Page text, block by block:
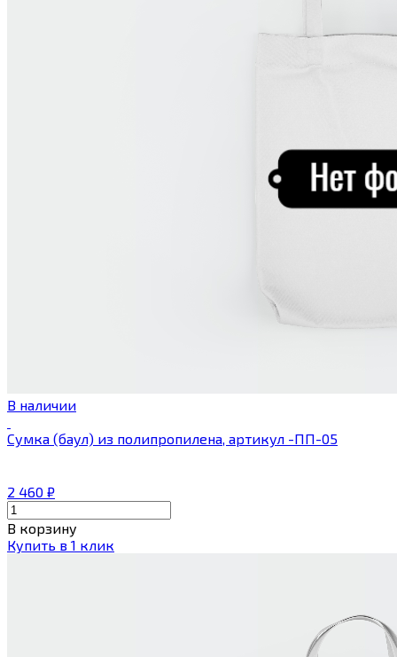
В наличии
Сумка (баул) из полипропилена, артикул -ПП-05
2 460 ₽
В корзину
Купить в 1 клик